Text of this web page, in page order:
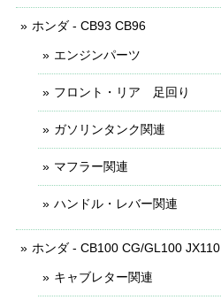
ホンダ - CB93 CB96
エンジンパーツ
フロント・リア 足回り
ガソリンタンク関連
マフラー関連
ハンドル・レバー関連
ホンダ - CB100 CG/GL100 JX110
キャブレター関連